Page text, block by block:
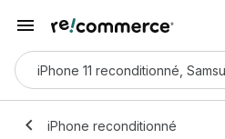
iPhone reconditionné